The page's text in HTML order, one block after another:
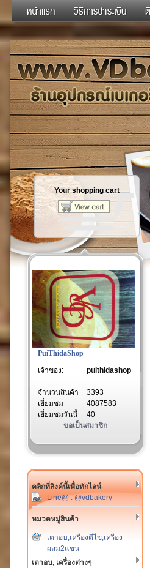
Your shopping cart
PuiThidaShop
เจ้าของ:
puithidashop
จำนวนสินค้า
3393
เยี่ยมชม
4087583
เยี่ยมชมวันนี้
40
ขอเป็นสมาชิก
คลิกที่ลิงค์นี้เพื่อทักไลน์
Line@ : @vdbakery
หมวดหมู่สินค้า
เตาอบ,เครื่องตีไข่,เครื่อง
ผสม2แขน
เตาอบ, เครื่องต่างๆ